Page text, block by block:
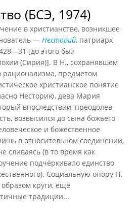
(БСЭ, 1974)
в христианстве, возникшее
— Несторий, патриарх
[до этого был
(Сирия)]. В Н., сохранявшем
рационализма, предметом
христианское понятие
Несторию, дева Мария
впоследствии, преодолев
возвысился до сына божьего
и божественное
в относительном соединении,
сливаясь (в то время как
подчёркивало единство
Социальную опору Н.
круги, ещё
традиции...